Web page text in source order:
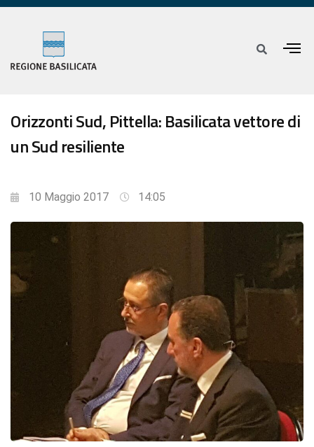
Orizzonti Sud, Pittella: Basilicata vettore di
un Sud resiliente
10 Maggio 2017 14:05